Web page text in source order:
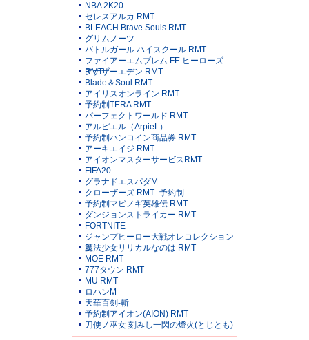
NBA 2K20
セレスアルカ RMT
BLEACH Brave Souls RMT
グリムノーツ
バトルガール ハイスクール RMT
ファイアーエムブレム FE ヒーローズ
RMT
アナザーエデン RMT
Blade＆Soul RMT
アイリスオンライン RMT
予約制TERA RMT
パーフェクトワールド RMT
アルピエル（ArpieL）
予約制ハンコイン商品券 RMT
アーキエイジ RMT
アイオンマスターサービスRMT
FIFA20
グラナドエスパダM
クローザーズ RMT -予約制
予約制マビノギ英雄伝 RMT
ダンジョンストライカー RMT
FORTNITE
ジャンプヒーロー大戦オレコレクション
2
魔法少女リリカルなのは RMT
MOE RMT
777タウン RMT
MU RMT
ロハンM
天華百剣-斬
予約制アイオン(AION) RMT
刀使ノ巫女 刻みし一閃の燈火(とじとも)